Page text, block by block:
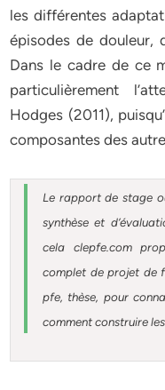
les différentes
épisodes de douleur,
Dans le cadre de ce
particulièrement
Hodges (2011),
composantes des
Le rapport de stage
synthèse et
cela clepfe.com
complet de projet de
pfe, thèse, pour
comment construire